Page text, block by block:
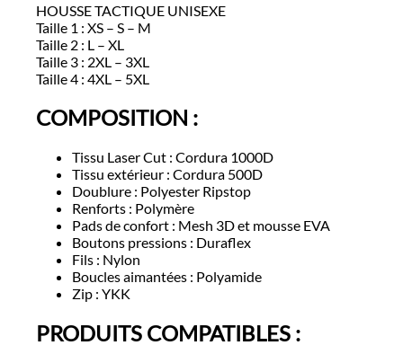
HOUSSE TACTIQUE UNISEXE
Taille 1 : XS – S – M
Taille 2 : L – XL
Taille 3 : 2XL – 3XL
Taille 4 : 4XL – 5XL
COMPOSITION :
Tissu Laser Cut : Cordura 1000D
Tissu extérieur : Cordura 500D
Doublure : Polyester Ripstop
Renforts : Polymère
Pads de confort : Mesh 3D et mousse EVA
Boutons pressions : Duraflex
Fils : Nylon
Boucles aimantées : Polyamide
Zip : YKK
PRODUITS COMPATIBLES :